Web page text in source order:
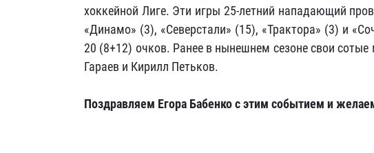
хоккейной Лиге. Эти игры 25-летний нападающий
«Динамо» (3), «Северстали» (15), «Трактора» (3) и
20 (8+12) очков. Ранее в нынешнем сезоне свои
Гараев и Кирилл Петьков.
Поздравляем Егора Бабенко с этим событием и